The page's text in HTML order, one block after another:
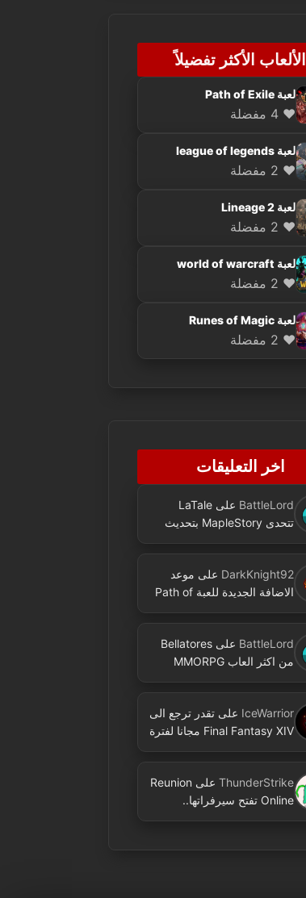
الألعاب الأكثر تفضيلاً
لعبة Path of Exile
❤️ 4 مفضلة
لعبة league of legends
❤️ 2 مفضلة
لعبة Lineage 2
❤️ 2 مفضلة
لعبة world of warcraft
❤️ 2 مفضلة
لعبة Runes of Magic
❤️ 2 مفضلة
اخر التعليقات
BattleLord علىLaTale
تتحدى MapleStory بتحديث
DarkKnight92 على موعد
الاضافة الجديدة للعبة Path of
BattleLord علىBellatores
من اكثر العاب MMORPG
ومعلومات جديدة عن
الاختبارات وخطط النشر
IceWarrior علىتقدر ترجع الى
Final Fantasy XIV مجانا لفترة
Campaign
ThunderStrike على Reunion
Online تفتح سيرفراتها..